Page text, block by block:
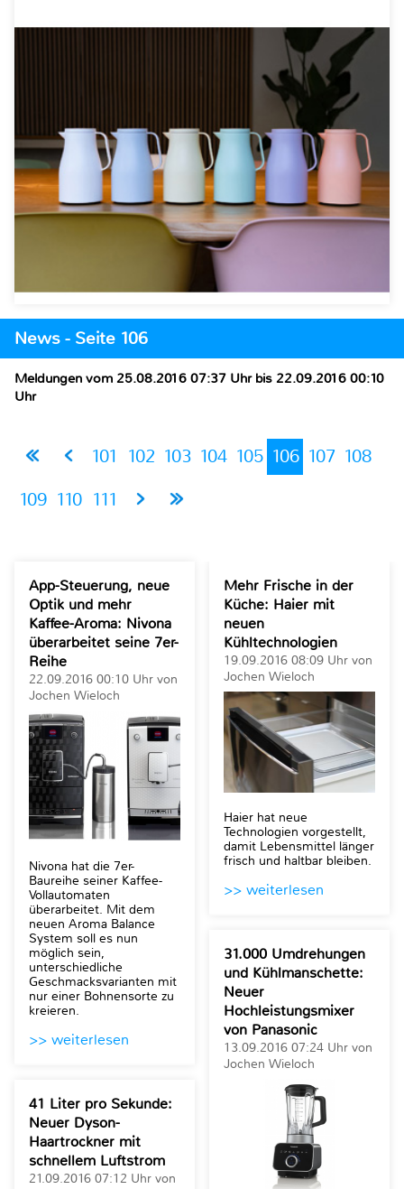
News - Seite 106
Meldungen vom 25.08.2016 07:37 Uhr bis 22.09.2016 00:10
Uhr
101 102 103 104 105 106 107 108
109 110 111
App-Steuerung, neue
Optik und mehr
Kaffee-Aroma: Nivona
überarbeitet seine 7er-
Reihe
22.09.2016 00:10 Uhr von
Jochen Wieloch
Nivona hat die 7er-
Baureihe seiner Kaffee-
Vollautomaten
überarbeitet. Mit dem
neuen Aroma Balance
System soll es nun
möglich sein,
unterschiedliche
Geschmacksvarianten mit
nur einer Bohnensorte zu
kreieren.
>> weiterlesen
41 Liter pro Sekunde:
Neuer Dyson-
Haartrockner mit
schnellem Luftstrom
21.09.2016 07:12 Uhr von
Mehr Frische in der
Küche: Haier mit
neuen
Kühltechnologien
19.09.2016 08:09 Uhr von
Jochen Wieloch
Haier hat neue
Technologien vorgestellt,
damit Lebensmittel länger
frisch und haltbar bleiben.
>> weiterlesen
31.000 Umdrehungen
und Kühlmanschette:
Neuer
Hochleistungsmixer
von Panasonic
13.09.2016 07:24 Uhr von
Jochen Wieloch